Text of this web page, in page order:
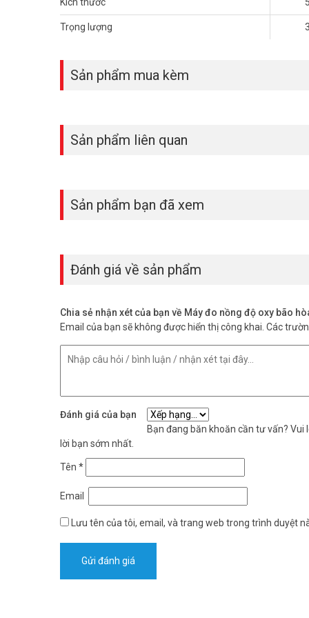
SpO2 từ 97 – 99%:
SpO2 từ 94 – 96%:
SpO2 từ 89% – 92%:
Chỉ số oxy trong máu thấp, cần xin ý
Thông số kỹ thuật máy đo đồng độ
– Model: SO811
– Đối tượng sử dụng: Trên 15 tuổi
– Phương thức sử dụng: Kẹp ngón tay
– Khoảng chênh cảnh báo (SpO2): Cảnh báo mỗi 1%
– Phạm vi đo nhịp tim: 30 bpm – 250 bpm
Trọng lượng
Sản phẩm mua kèm
Sản phẩm liên quan
Sản phẩm bạn đã xem
Đánh giá về sản phẩm
Chia sẻ nhận xét của bạn về Máy đo nồng độ oxy bão
Email của bạn sẽ không được hiển thị công khai. Các
Đánh giá của bạn
Bạn đang băn khoăn cần tư vấn? Vui
lời bạn sớm nhất.
Tên *
Email
Lưu tên của tôi, email, và trang web trong trình duyệt